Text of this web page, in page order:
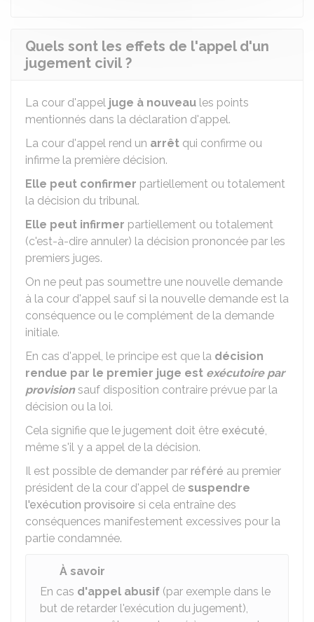
Quels sont les effets de l'appel d'un
jugement civil ?
La cour d'appel juge à nouveau les points
mentionnés dans la déclaration d'appel.
La cour d'appel rend un arrêt qui confirme ou
infirme la première décision.
Elle peut confirmer partiellement ou totalement
la décision du tribunal.
Elle peut infirmer partiellement ou totalement
(c'est-à-dire annuler) la décision prononcée par les
premiers juges.
On ne peut pas soumettre une nouvelle demande
à la cour d'appel sauf si la nouvelle demande est la
conséquence ou le complément de la demande
initiale.
En cas d'appel, le principe est que la décision
rendue par le premier juge est exécutoire par
provisionsauf disposition contraire prévue par la
décision ou la loi.
Cela signifie que le jugement doit être exécuté,
même s'il y a appel de la décision.
Il est possible de demander par référé au premier
président de la cour d'appel de suspendre
l'exécution provisoire si cela entraîne des
conséquences manifestement excessives pour la
partie condamnée.
À savoir
En cas d'appel abusif (par exemple dans le
but de retarder l'exécution du jugement),